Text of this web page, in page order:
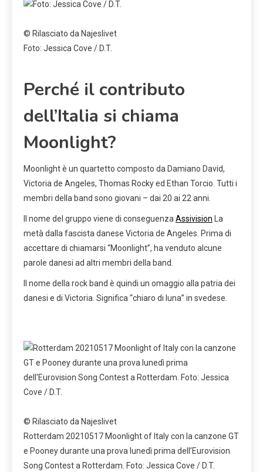
© Rilasciato da Najeslivet
Foto: Jessica Cove / D.T.
Perché il contributo
dell’Italia si chiama
Moonlight?
Moonlight è un quartetto composto da Damiano David,
Victoria de Angeles, Thomas Rocky ed Ethan Torcio. Tutti i
membri della band sono giovani – dai 20 ai 22 anni.
Il nome del gruppo viene di conseguenza Assivision La
metà dalla fascista danese Victoria de Angeles. Prima di
accettare di chiamarsi “Moonlight”, ha venduto alcune
parole danesi ad altri membri della band.
Il nome della rock band è quindi un omaggio alla patria dei
danesi e di Victoria. Significa “chiaro di luna” in svedese.
© Rilasciato da Najeslivet
Rotterdam 20210517 Moonlight of Italy con la canzone GT
e Pooney durante una prova lunedì prima dell’Eurovision
Song Contest a Rotterdam. Foto: Jessica Cove / D.T.